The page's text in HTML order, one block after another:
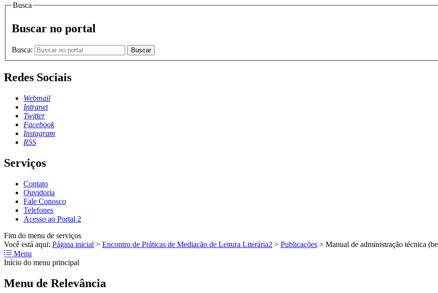
Busca
Buscar no portal
Busca: Buscar
Redes Sociais
Webmail
Intranet
Twitter
Facebook
Instagram
RSS
Serviços
Contato
Ouvidoria
Fale Conosco
Telefones
Acesso ao Portal 2
Fim do menu de serviços
Você está aqui: Página inicial > Encontro de Práticas de Mediação de Leitura Literária2 > Publicações > Manual de administração técnica
Menu
Início do menu principal
Menu de Relevância